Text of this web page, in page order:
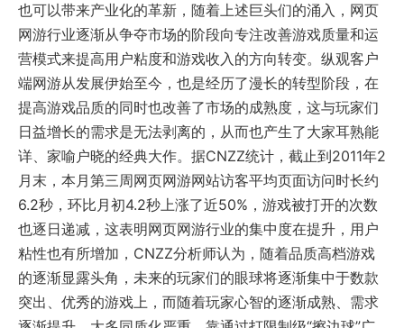
也可以带来产业化的革新，随着上述巨头们的涌入，网页
网游行业逐渐从争夺市场的阶段向专注改善游戏质量和运
营模式来提高用户粘度和游戏收入的方向转变。纵观客户
端网游从发展伊始至今，也是经历了漫长的转型阶段，在
提高游戏品质的同时也改善了市场的成熟度，这与玩家们
日益增长的需求是无法剥离的，从而也产生了大家耳熟能
详、家喻户晓的经典大作。据CNZZ统计，截止到2011年2
月末，本月第三周网页网游网站访客平均页面访问时长约
6.2秒，环比月初4.2秒上涨了近50%，游戏被打开的次数
也逐日递减，这表明网页网游行业的集中度在提升，用户
粘性也有所增加，CNZZ分析师认为，随着品质高档游戏
的逐渐显露头角，未来的玩家们的眼球将逐渐集中于数款
突出、优秀的游戏上，而随着玩家心智的逐渐成熟、需求